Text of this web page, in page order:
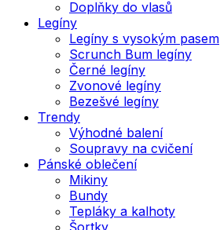
Doplňky do vlasů
Legíny
Legíny s vysokým pasem
Scrunch Bum legíny
Černé legíny
Zvonové legíny
Bezešvé legíny
Trendy
Výhodné balení
Soupravy na cvičení
Pánské oblečení
Mikiny
Bundy
Tepláky a kalhoty
Šortky